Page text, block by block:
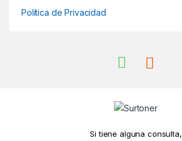
Política de Privacidad
Si tiene alguna consulta,